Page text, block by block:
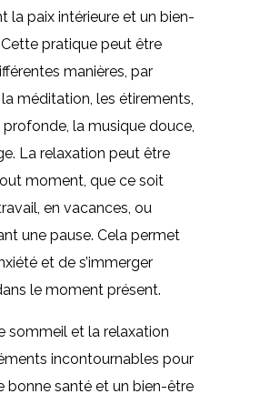
la paix intérieure et un bien-
pratique peut être
manières, par
méditation, les étirements,
la musique douce,
La relaxation peut être
moment, que ce soit
en vacances, ou
une pause. Cela permet
et de s’immerger
le moment présent.
sommeil et la relaxation
incontournables pour
bonne santé et un bien-être